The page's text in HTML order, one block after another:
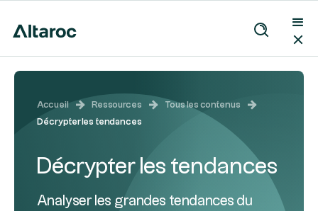
Accueil Ressources
Tous les contenus
Décrypter les tendances
Décrypter les tendances
Analyser les grandes tendances du